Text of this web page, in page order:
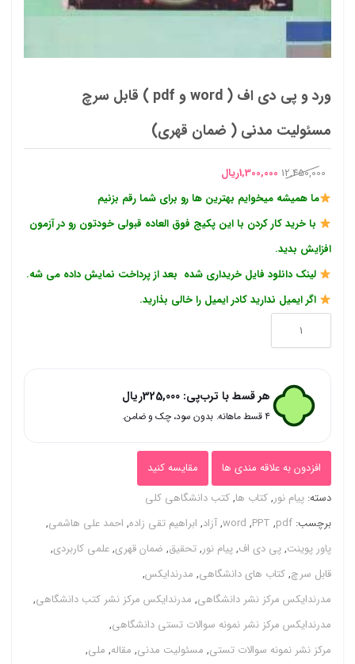
ورد و پی دی اف ( word و pdf ) قابل سرچ
مسئولیت مدنی ( ضمان قهری)
12,450,000 قیمت
اصلی
12,450,000ریال
بود.
1,300,000ریال
فعلی
1,300,000ریال
ما همیشه میخوایم بهترین ها رو برای شما رقم بزنیم
با خرید کار کردن با این پکیج فوق العاده قبولی خودتون رو در آزمون
افزایش بدید.
لینک دانلود فایل خریداری شده بعد از پرداخت نمایش داده می شه.
اگر ایمیل ندارید کادر ایمیل را خالی بذارید.
و
(
word
و
pdf
)
قابل
سرچ
مسئولیت
مدنی
هر قسط با ترب‌پی: 325,000ریال
۴ قسط ماهانه. بدون سود، چک و ضامن.
افزدون به علاقه مندی ها
مقایسه کنید
دسته: پیام نور,کتاب ها,کتب دانشگاهی کلی
برچسب: pdf
,
PPT
,
word
,آزاد, ابراهیم تقی زاده, احمد علی هاشمی,
پاور پوینت,پی دی اف,پیام نور,تحقیق, ضمان قهری,علمی کاربردی,
قابل سرچ,کتاب های دانشگاهی, مدرندایکس,
مدرندایکس مرکز نشر دانشگاهی, مدرندایکس مرکز نشر کتب دانشگاهی,
مدرندایکس مرکز نشر نمونه سوالات تستی دانشگاهی,
مرکز نشر نمونه سوالات تستی, مسئولیت مدنی, مقاله, ملی,